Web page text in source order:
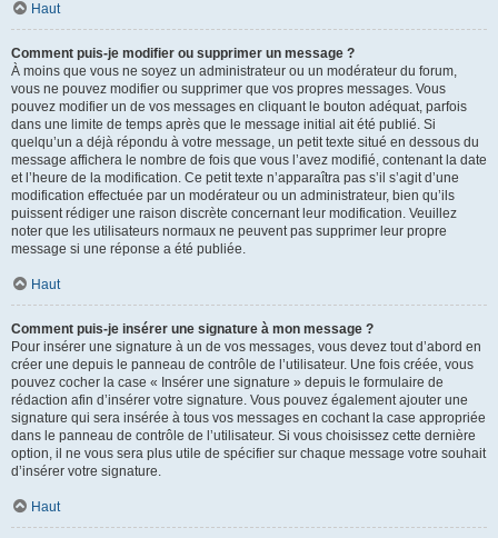
Haut
Comment puis-je modifier ou supprimer un message ?
À moins que vous ne soyez un administrateur ou un modérateur du forum,
vous ne pouvez modifier ou supprimer que vos propres messages. Vous
pouvez modifier un de vos messages en cliquant le bouton adéquat, parfois
dans une limite de temps après que le message initial ait été publié. Si
quelqu’un a déjà répondu à votre message, un petit texte situé en dessous du
message affichera le nombre de fois que vous l’avez modifié, contenant la date
et l’heure de la modification. Ce petit texte n’apparaîtra pas s’il s’agit d’une
modification effectuée par un modérateur ou un administrateur, bien qu’ils
puissent rédiger une raison discrète concernant leur modification. Veuillez
noter que les utilisateurs normaux ne peuvent pas supprimer leur propre
message si une réponse a été publiée.
Haut
Comment puis-je insérer une signature à mon message ?
Pour insérer une signature à un de vos messages, vous devez tout d’abord en
créer une depuis le panneau de contrôle de l’utilisateur. Une fois créée, vous
pouvez cocher la case « Insérer une signature » depuis le formulaire de
rédaction afin d’insérer votre signature. Vous pouvez également ajouter une
signature qui sera insérée à tous vos messages en cochant la case appropriée
dans le panneau de contrôle de l’utilisateur. Si vous choisissez cette dernière
option, il ne vous sera plus utile de spécifier sur chaque message votre souhait
d’insérer votre signature.
Haut